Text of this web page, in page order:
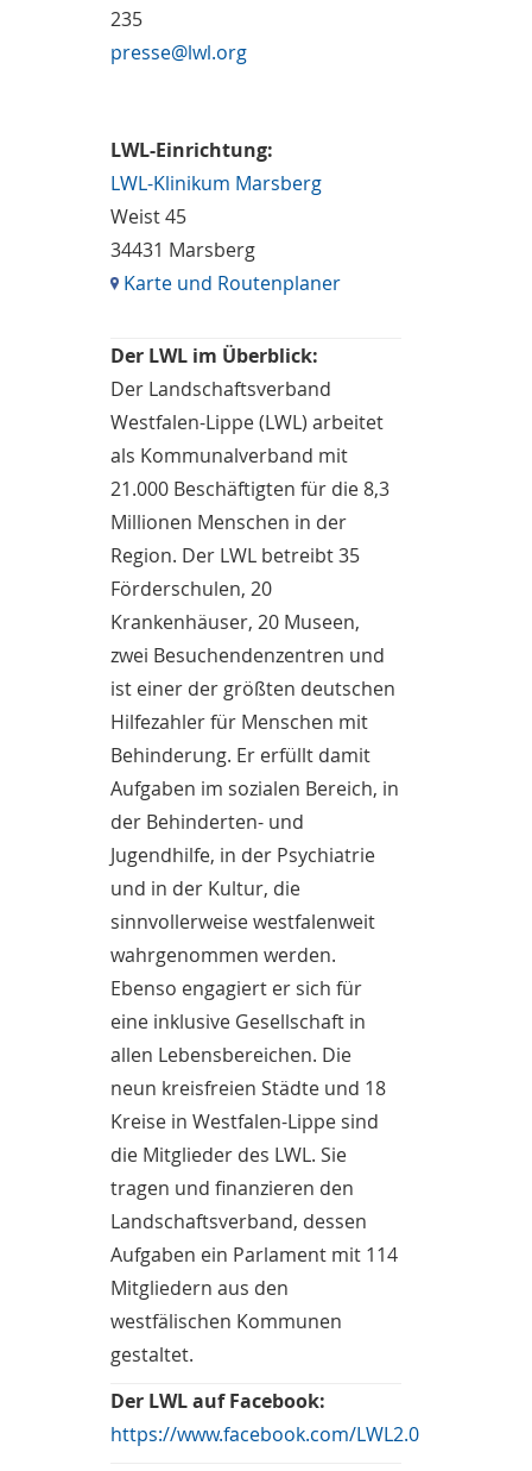
235
presse@lwl.org
LWL-Einrichtung:
LWL-Klinikum Marsberg
Weist 45
34431 Marsberg
Karte und Routenplaner
Der LWL im Überblick:
Der Landschaftsverband
Westfalen-Lippe (LWL) arbeitet
als Kommunalverband mit
21.000 Beschäftigten für die 8,3
Millionen Menschen in der
Region. Der LWL betreibt 35
Förderschulen, 20
Krankenhäuser, 20 Museen,
zwei Besuchendenzentren und
ist einer der größten deutschen
Hilfezahler für Menschen mit
Behinderung. Er erfüllt damit
Aufgaben im sozialen Bereich, in
der Behinderten- und
Jugendhilfe, in der Psychiatrie
und in der Kultur, die
sinnvollerweise westfalenweit
wahrgenommen werden.
Ebenso engagiert er sich für
eine inklusive Gesellschaft in
allen Lebensbereichen. Die
neun kreisfreien Städte und 18
Kreise in Westfalen-Lippe sind
die Mitglieder des LWL. Sie
tragen und finanzieren den
Landschaftsverband, dessen
Aufgaben ein Parlament mit 114
Mitgliedern aus den
westfälischen Kommunen
gestaltet.
Der LWL auf Facebook:
https://www.facebook.com/LWL2.0